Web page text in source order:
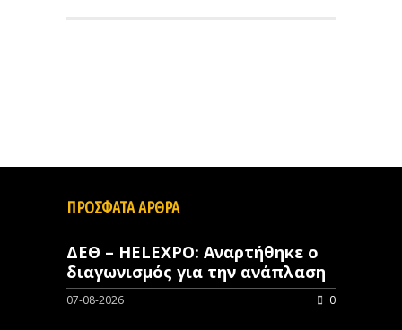
ΠΡΟΣΦΑΤΑ ΑΡΘΡΑ
ΔΕΘ – HELEXPO: Αναρτήθηκε ο
διαγωνισμός για την ανάπλαση
07-08-2026 0